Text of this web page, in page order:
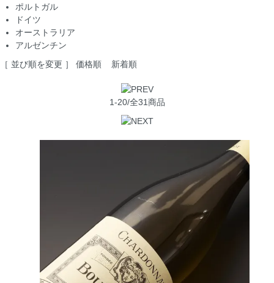
ポルトガル
ドイツ
オーストラリア
アルゼンチン
［ 並び順を変更 ］ 価格順 新着順
1-20/全31商品